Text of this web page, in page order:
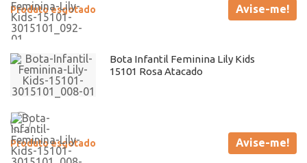
Produto esgotado Avise-me!
Bota Infantil Feminina Lily Kids
15101 Rosa Atacado
Produto esgotado Avise-me!